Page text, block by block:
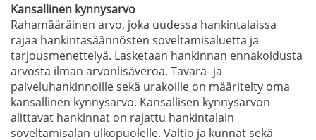
Kansallinen kynnysarvo
Rahamääräinen arvo, joka uudessa hankintalaissa
rajaa hankintasäännösten soveltamisaluetta ja
tarjousmenettelyä. Lasketaan hankinnan ennakoidusta
arvosta ilman arvonlisäveroa. Tavara- ja
palveluhankinnoille sekä urakoille on määritelty oma
kansallinen kynnysarvo. Kansallisen kynnysarvon
alittavat hankinnat on rajattu hankintalain
soveltamisalan ulkopuolelle. Valtio ja kunnat sekä